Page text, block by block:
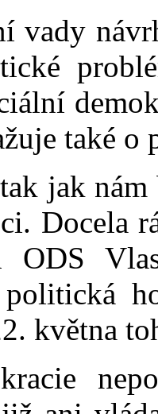
vady
také o
jak
Docela
ODS
května